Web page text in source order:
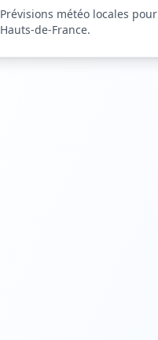
Prévisions météo locales pour
Hauts-de-France.